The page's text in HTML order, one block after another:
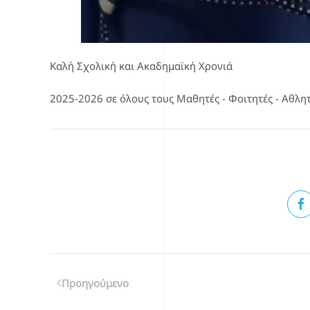
Καλή Σχολική και Ακαδημαϊκή Χρονιά
2025-2026 σε όλους τους Μαθητές - Φοιτητές -
Προηγούμενο